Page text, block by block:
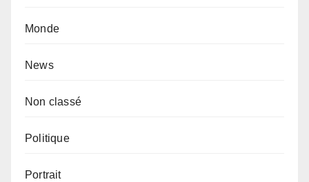
Monde
News
Non classé
Politique
Portrait